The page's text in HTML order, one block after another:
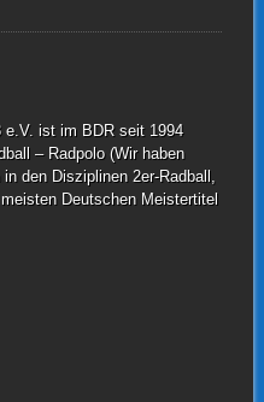
e.V. ist im BDR seit 1994
– Radpolo (Wir haben
den Disziplinen 2er-Radball,
Deutschen Meistertitel